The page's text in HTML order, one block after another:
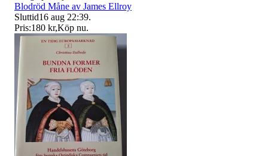
Blodröd Måne av James Ellroy
Sluttid16 aug 22:39.
Pris:180 kr,Köp nu.